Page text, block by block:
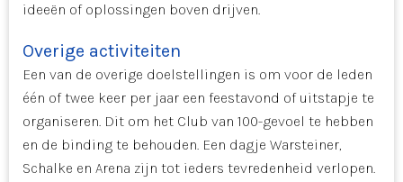
ideeën of oplossingen boven drijven.
Overige activiteiten
Een van de overige doelstellingen is om voor de leden
één of twee keer per jaar een feestavond of uitstapje te
organiseren. Dit om het Club van 100-gevoel te hebben
en de binding te behouden. Een dagje Warsteiner,
Schalke en Arena zijn tot ieders tevredenheid verlopen.